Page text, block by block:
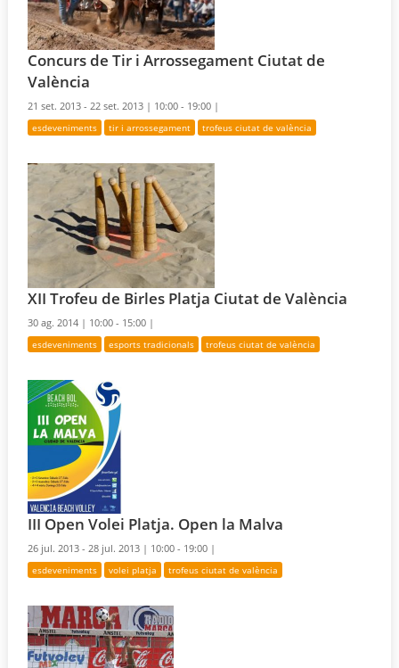
Concurs de Tir i Arrossegament Ciutat de
València
21 set. 2013 - 22 set. 2013 | 10:00 - 19:00 |
esdeveniments tir i arrossegament trofeus ciutat de valència
XII Trofeu de Birles Platja Ciutat de València
30 ag. 2014 | 10:00 - 15:00 |
esdeveniments esports tradicionals trofeus ciutat de valència
III Open Volei Platja. Open la Malva
26 jul. 2013 - 28 jul. 2013 | 10:00 - 19:00 |
esdeveniments volei platja trofeus ciutat de valència